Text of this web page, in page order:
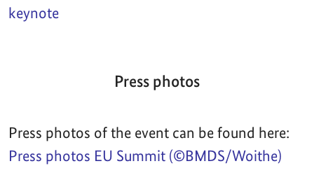
keynote
Press photos
Press photos of the event can be found here:
Press photos EU Summit (©BMDS/Woithe)